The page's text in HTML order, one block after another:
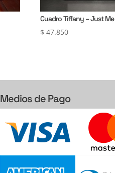
Cuadro Tiffany – Just Me
$ 47.850
Medios de Pago